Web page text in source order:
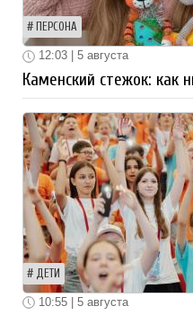
ПЕРСОНА
12:03 | 5 августа
Каменский стежок: как
ДЕТИ
10:55 | 5 августа